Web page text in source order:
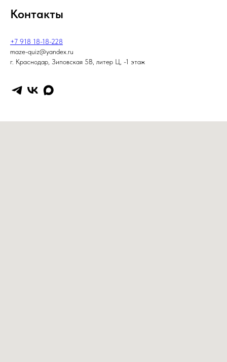
Контакты
+7 918 18-18-228
maze-quiz@yandex.ru
г. Краснодар, Зиповская 5В, литер Ц, -1 этаж